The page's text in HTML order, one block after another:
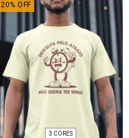
20% OFF
3 CORES